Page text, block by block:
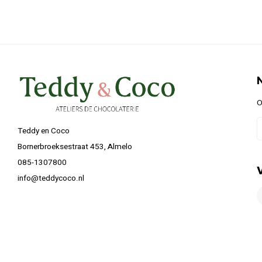
Teddy en Coco
Bornerbroeksestraat 453, Almelo
085-1307800
info@teddycoco.nl